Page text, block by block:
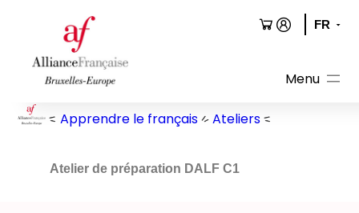
contenu
Apprendre le français Ateliers
Atelier de préparation DALF C1